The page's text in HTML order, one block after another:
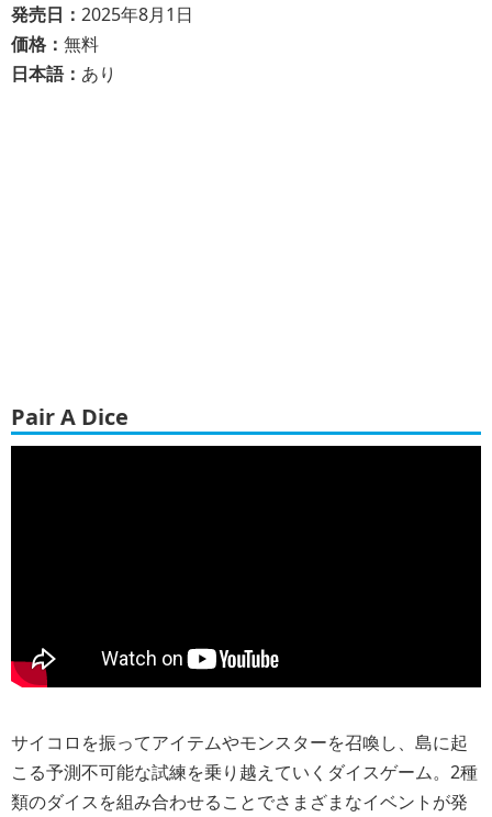
発売日： 2025年8月1日
価格： 無料
日本語： あり
Pair A Dice
サイコロを振ってアイテムやモンスターを召喚し、島に起
こる予測不可能な試練を乗り越えていくダイスゲーム。2種
類のダイスを組み合わせることでさまざまなイベントが発